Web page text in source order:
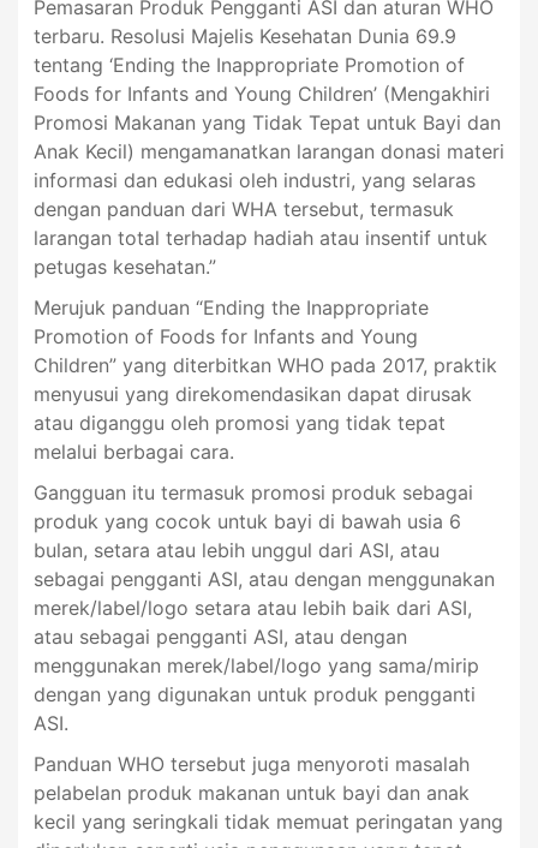
Pemasaran Produk Pengganti ASI dan aturan WHO
terbaru. Resolusi Majelis Kesehatan Dunia 69.9
tentang ‘Ending the Inappropriate Promotion of
Foods for Infants and Young Children’ (Mengakhiri
Promosi Makanan yang Tidak Tepat untuk Bayi dan
Anak Kecil) mengamanatkan larangan donasi materi
informasi dan edukasi oleh industri, yang selaras
dengan panduan dari WHA tersebut, termasuk
larangan total terhadap hadiah atau insentif untuk
petugas kesehatan.”
Merujuk panduan “Ending the Inappropriate
Promotion of Foods for Infants and Young
Children” yang diterbitkan WHO pada 2017, praktik
menyusui yang direkomendasikan dapat dirusak
atau diganggu oleh promosi yang tidak tepat
melalui berbagai cara.
Gangguan itu termasuk promosi produk sebagai
produk yang cocok untuk bayi di bawah usia 6
bulan, setara atau lebih unggul dari ASI, atau
sebagai pengganti ASI, atau dengan menggunakan
merek/label/logo setara atau lebih baik dari ASI,
atau sebagai pengganti ASI, atau dengan
menggunakan merek/label/logo yang sama/mirip
dengan yang digunakan untuk produk pengganti
ASI.
Panduan WHO tersebut juga menyoroti masalah
pelabelan produk makanan untuk bayi dan anak
kecil yang seringkali tidak memuat peringatan yang